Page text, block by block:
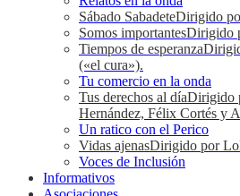
Sábado SabadeteDirigido
Somos importantesDirigido
Tiempos de esperanza
(«el cura»).
Tu comercio en la onda
Tus derechos al díaDirigido
Hernández, Félix Cortés y
Un ratico con el Perico
Vidas ajenasDirigido por
Voces de Inclusión
Informativos